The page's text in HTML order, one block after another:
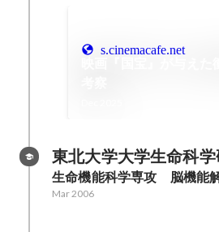
s.cinemacafe.net
東北大学大学生命科
生命機能科学専攻　脳機能
Mar 2006